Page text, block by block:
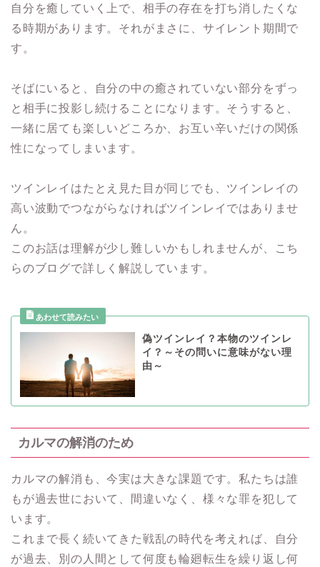
自分を癒していく上で、相手の存在を打ち消したくな
る時期があります。それがまさに、サイレント期間で
す。
そばにいると、自分の中の癒されていない部分をずっ
と相手に投影し続けることになります。そうすると、
一緒に居ても楽しいどころか、お互い辛いだけの関係
性になってしまいます。
ツインレイはたとえ見た目が同じでも、ツインレイの
高い波動でつながらなければツインレイではありませ
ん。
このお話は理解が少し難しいかもしれませんが、こち
らのブログで詳しく解説しています。
偽ツインレイ？本物のツインレ
イ？～その問いに意味がない理
由～
カルマの解消のため
カルマの解消も、今実は大きな課題です。私たちは誰
もが過去世において、間違いなく、様々な罪を犯して
います。
これまで長く続いてきた戦乱の時代を考えれば、自分
が過去、別の人間として何度も輪廻転生を繰り返し何